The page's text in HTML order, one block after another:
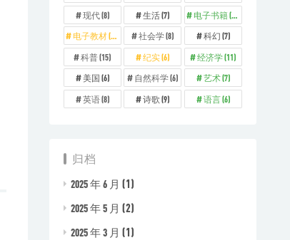
现代(8) 生活(7) 电子书籍(329)
电子教材(73) 社会学(8) 科幻 (7)
科普(15) 纪实(6) 经济学(11)
美国 (6) 自然科学(6) 艺术(7)
英语(8) 诗歌 (9) 语言(6)
归档
2025 年 6 月 (1)
2025 年 5 月 (2)
2025 年 3 月 (1)